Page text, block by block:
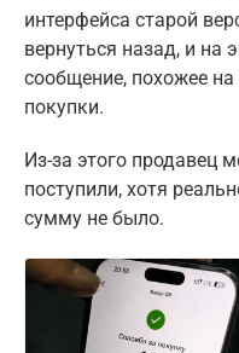
интерфейса старой
вернуться назад, и на
сообщение, похожее
покупки.
Из-за этого продавец
поступили, хотя
сумму не было.